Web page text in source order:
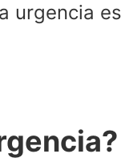
urgencia